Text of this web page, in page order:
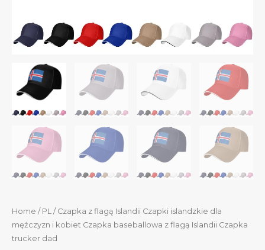
Home / PL / Czapka z flagą Islandii Czapki islandzkie dla
mężczyzn i kobiet Czapka baseballowa z flagą Islandii Czapka
trucker dad